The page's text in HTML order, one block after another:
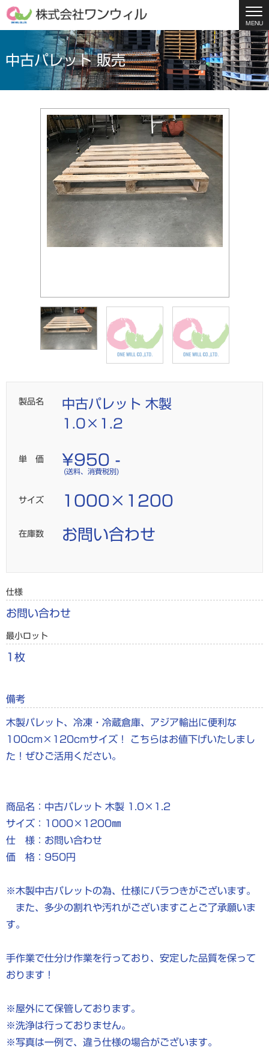
MENU
中古パレット 販売
製品名
中古パレット 木製
1.0×1.2
単 価 ¥950 -
(送料、消費税別)
サイズ 1000×1200
在庫数 お問い合わせ
仕様
お問い合わせ
最小ロット
1枚
備考
木製パレット、冷凍・冷蔵倉庫、アジア輸出に便利な
100cm×120cmサイズ！ こちらはお値下げいたしまし
た！ぜひご活用ください。
商品名：中古パレット 木製 1.0×1.2
サイズ：1000×1200㎜
仕 様：お問い合わせ
価 格：950円
※木製中古パレットの為、仕様にバラつきがございます。
また、多少の割れや汚れがございますことご了承願いま
す。
手作業で仕分け作業を行っており、安定した品質を保って
おります！
※屋外にて保管しております。
※洗浄は行っておりません。
※写真は一例で、違う仕様の場合がございます。